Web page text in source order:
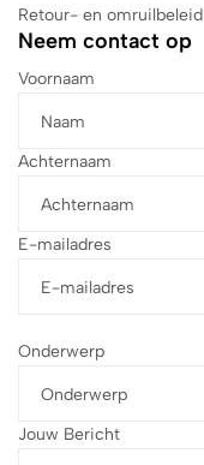
Retour- en omruilbeleid
Neem contact op
Voornaam
Achternaam
E-mailadres
Onderwerp
Jouw Bericht